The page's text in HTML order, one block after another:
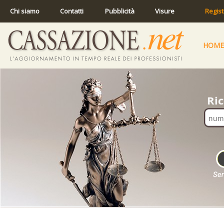
Chi siamo Contatti Pubblicità Visure
HOME